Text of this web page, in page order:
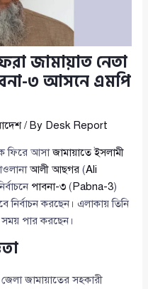
জামায়াত নেতা
৩ আসনে এমপি
/ By Desk Report
ফিরে আসাজামায়াতে ইসলামী
আলী আছগর (Ali
পাবনা-৩ (Pabna-3)
নির্বাচন করছেন। এলাকায় তিনি
সময় পার করছেন।
জামায়াতের সহকারী